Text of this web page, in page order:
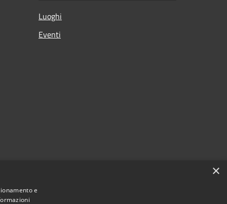
Luoghi
Eventi
×
e